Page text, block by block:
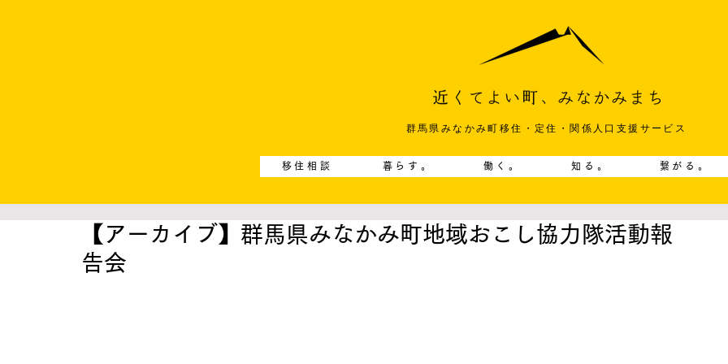
群馬県みなかみ町移住・定住・関係人口支援サービス
移住相談 暮らす。 働く。 知る。 繋がる。
【アーカイブ】群馬県みなかみ町地域おこし協力隊活動報
告会